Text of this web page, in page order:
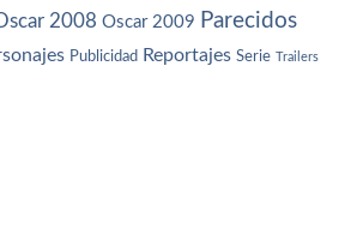
2008 Oscar 2009 Parecidos
Publicidad Reportajes Serie Trailers